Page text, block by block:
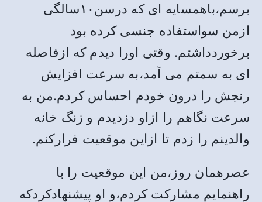
برسم،باهمسایه ای که درسن۱۰سالگی
ازمن سواستفاده جنسی کرده بود
برخوردداشتم. وقتی اورا دیدم که ازفاصله
ای به سمتم می آمد،به سرعت افزایش
رنجش را درون خودم احساس کردم.من به
سرعت نگاهم را ازاو دزدیدم و زنگ خانه
والدینم را زدم تا ازاین موقعیت فرارکنم.
عصرهمان روز،من این موقعیت را با
راهنمایم مشارکت کردم،و او پیشنهادکردکه